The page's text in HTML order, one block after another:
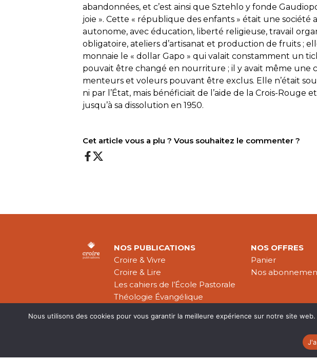
abandonnées, et c’est ainsi que Sztehlo y fonde
joie ». Cette « république des enfants » était une
autonome, avec éducation, liberté religieuse, travail
obligatoire, ateliers d’artisanat et production de fruits ;
monnaie le « dollar Gapo » qui valait constamment un
pouvait être changé en nourriture ; il y avait même une
menteurs et voleurs pouvant être exclus. Elle n’était
ni par l’État, mais bénéficiait de l’aide de la Crois-Rouge
jusqu’à sa dissolution en 1950.
Cet article vous a plu ? Vous souhaitez le commenter ?
NOS PUBLICATIONS
Croire & Vivre
Croire & Lire
Les cahiers de l’École Pastorale
Théologie Évangélique
NOS OFFRES
Panier
Nos
Mentions légales & données
CGV
Nous utilisons des cookies pour vous garantir la meilleure expérience sur notre site